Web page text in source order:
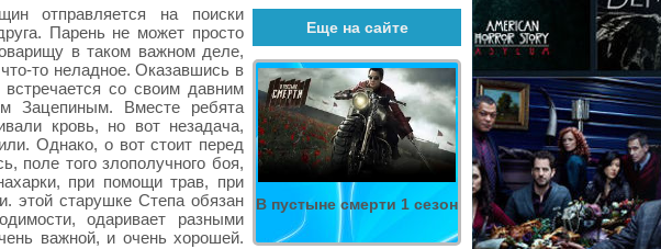
Еще на сайте
В пустыне смерти 1 сезон
отправляется на поиски
Парень не может просто
в таком важном деле,
то неладное. Оказавшись в
встречается со своим давним
Зацепиным. Вместе ребята
кровь, но вот незадача,
Однако, о вот стоит перед
поле того злополучного боя,
при помощи трав, при
этой старушке Степа обязан
одаривает разными
важной, и очень хорошей.